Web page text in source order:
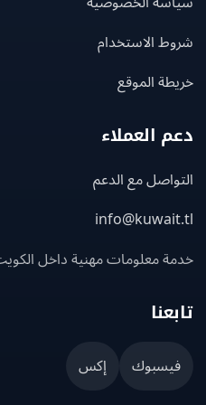
الاستخدام
الموقع
العملاء
مع الدعم
معلومات مهنية داخل الكويت
إكس